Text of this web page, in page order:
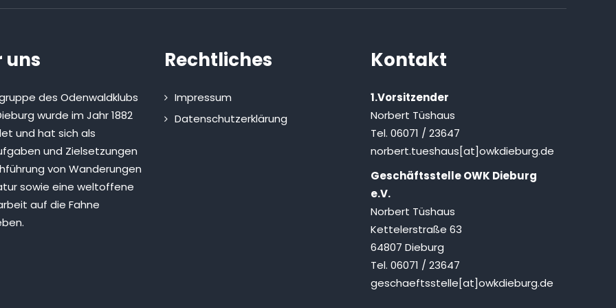
uns
des Odenwaldklubs
wurde im Jahr 1882
und hat sich als
und Zielsetzungen
von Wanderungen
sowie eine weltoffene
auf die Fahne
Rechtliches
Impressum
Datenschutzerklärung
Kontakt
1.Vorsitzender
Norbert Tüshaus
Tel. 06071 / 23647
norbert.tueshaus[at]owkdieburg.de
Geschäftsstelle OWK Dieburg
e.V.
Norbert Tüshaus
Kettelerstraße 63
64807 Dieburg
Tel. 06071 / 23647
geschaeftsstelle[at]owkdieburg.de